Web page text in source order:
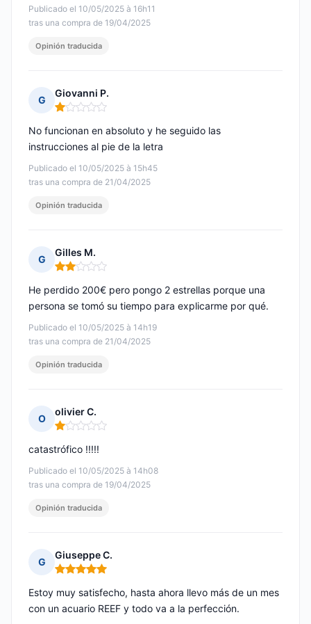
Publicado el 10/05/2025 à 16h11
tras una compra de 19/04/2025
Opinión traducida
G
Giovanni P.
Nota: 1 de 5
Publicado el 10/05/2025 à 15h45
tras una compra de 21/04/2025
No funcionan en absoluto y he seguido las
instrucciones al pie de la letra
Opinión traducida
G
Gilles M.
Nota: 2 de 5
Publicado el 10/05/2025 à 14h19
tras una compra de 21/04/2025
He perdido 200€ pero pongo 2 estrellas porque una
persona se tomó su tiempo para explicarme por qué.
Opinión traducida
O
olivier C.
Nota: 1 de 5
Publicado el 10/05/2025 à 14h08
tras una compra de 19/04/2025
catastrófico !!!!!
Opinión traducida
G
Giuseppe C.
Nota: 5 de 5
Estoy muy satisfecho, hasta ahora llevo más de un mes
con un acuario REEF y todo va a la perfección.